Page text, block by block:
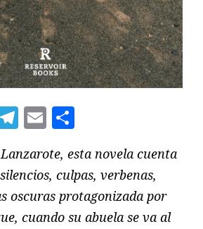
Telegram
Email
esta novela cuenta
culpas, verbenas,
oscuras protagonizada por
cuando su abuela se va al